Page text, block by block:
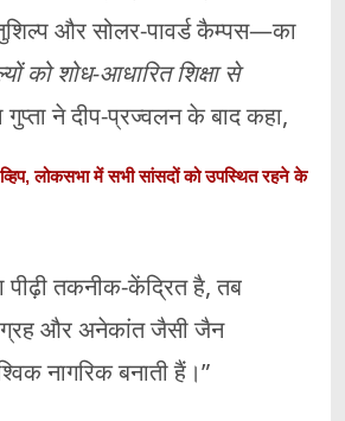
और सोलर‑पावर्ड कैम्पस—का
को शोध‑आधारित शिक्षा से
ने दीप‑प्रज्वलन के बाद कहा,
लोकसभा में सभी सांसदों को उपस्थित रहने के
तकनीक‑केंद्रित है, तब
और अनेकांत जैसी जैन
नागरिक बनाती हैं।”